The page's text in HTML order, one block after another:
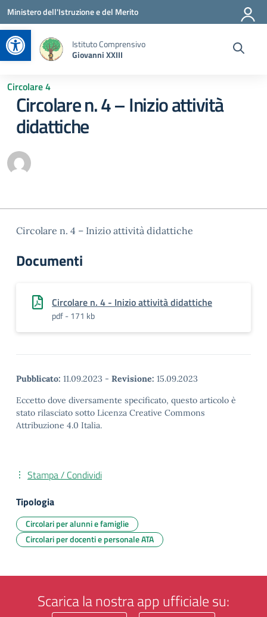
Apri la barra degli strumenti
Vai ai contenuti
Vai al menu di navigazione
Vai al footer
Ministero dell'Istruzione e del Merito
Istituto Comprensivo
Giovanni XXIII
Circolare 4
Circolare n. 4 – Inizio attività
didattiche
Circolare n. 4 – Inizio attività didattiche
Documenti
Circolare n. 4 - Inizio attività didattiche
pdf - 171 kb
Pubblicato: 11.09.2023 - Revisione: 15.09.2023
Eccetto dove diversamente specificato, questo articolo è
stato rilasciato sotto Licenza Creative Commons
Attribuzione 4.0 Italia.
Stampa / Condividi
Tipologia
Circolari per alunni e famiglie
Circolari per docenti e personale ATA
Scarica la nostra app ufficiale su: